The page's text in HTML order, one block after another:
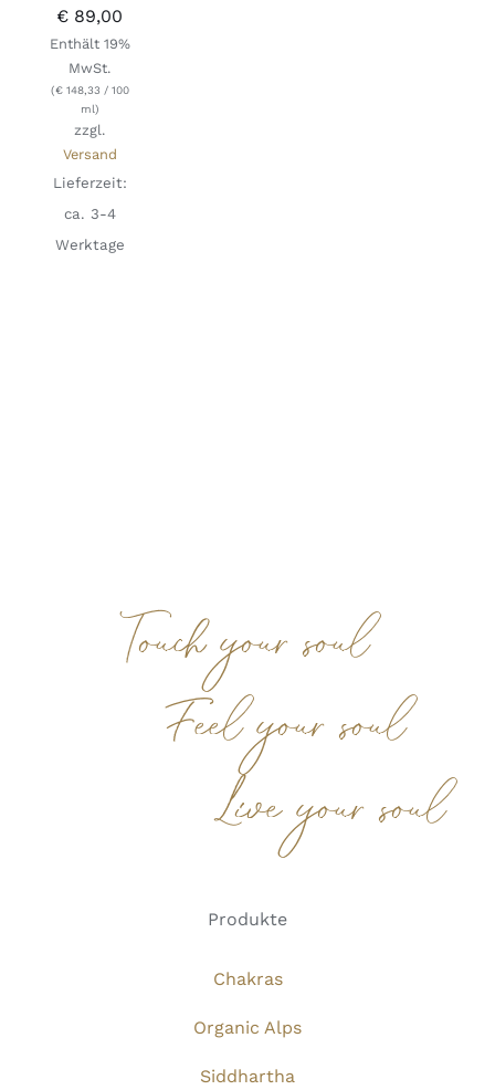
€ 89,00
Enthält 19%
MwSt.
(€148,33 / 100
ml)
zzgl.
Versand
Lieferzeit:
ca. 3-4
Werktage
Touch your soul
Feel your soul
Live your soul
Produkte
Chakras
Organic Alps
Siddhartha